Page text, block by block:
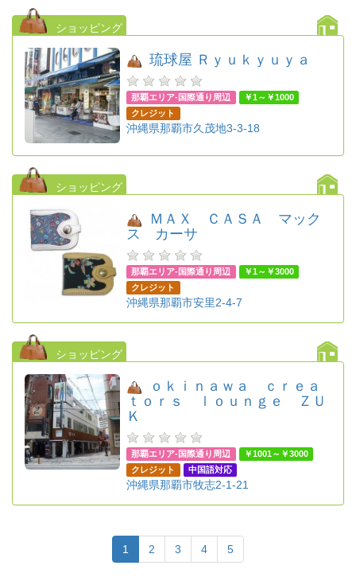
ショッピング
琉球屋 Ｒｙｕｋｙｕｙａ
那覇エリア-国際通り周辺
￥1～￥1000
クレジット
沖縄県那覇市久茂地3-3-18
ショッピング
ＭＡＸ ＣＡＳＡ マック
ス カーサ
那覇エリア-国際通り周辺
￥1～￥3000
クレジット
沖縄県那覇市安里2-4-7
ショッピング
ｏｋｉｎａｗａ ｃｒｅａ
ｔｏｒｓ ｌｏｕｎｇｅ ＺＵ
Ｋ
那覇エリア-国際通り周辺
￥1001～￥3000
クレジット
中国語対応
沖縄県那覇市牧志2-1-21
1 2 3 4 5